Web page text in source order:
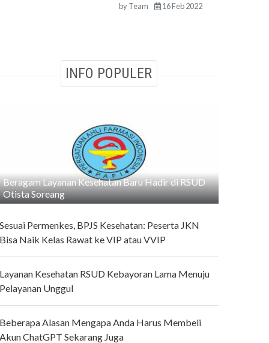
byTeam 16 Feb 2022
INFO POPULER
Beragam Layanan Kesehatan Baru Hadir di RSUD
Otista Soreang
Permenkes, BPJS Kesehatan: Peserta JKN
Naik Kelas Rawat ke VIP atau VVIP
Kesehatan RSUD Kebayoran Lama Menuju
Unggul
Alasan Mengapa Anda Harus Membeli
ChatGPT Sekarang Juga